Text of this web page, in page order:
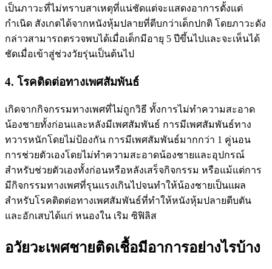
เป็นภาวะที่ไม่ทราบสาเหตุที่แน่ชัดแต่จะแสดงอาการตั้งแต่
กำเนิด สังเกตได้จากหนังหุ้มปลายที่ตีบกว่าเด็กปกติ โดยภาวะดัง
กล่าวสามารถตรวจพบได้เมื่อเด็กมีอายุ 5 ปีขึ้นไปและจะเห็นได้
ชัดเมื่อเข้าสู่ช่วงวัยรุ่นเป็นต้นไป
4. โรคติดต่อทางเพศสัมพันธ์
เกิดจากกิจกรรมทางเพศที่ไม่ถูกวิธี ทั้งการไม่ทำความสะอาด
น้องชายทั้งก่อนและหลังมีเพศสัมพันธ์ การมีเพศสัมพันธ์ทาง
ทวารหนักโดยไม่ป้องกัน การมีเพศสัมพันธ์มากกว่า 1 คู่นอน
การช่วยตัวเองโดยไม่ทำความสะอาดน้องชายและอุปกรณ์
สำหรับช่วยตัวเองทั้งก่อนหรือหลังเสร็จกิจกรรม หรือแม้แต่การ
มีกิจกรรมทางเพศที่รุนแรงเกินไปจนทำให้น้องชายเป็นแผล
สำหรับโรคติดต่อทางเพศสัมพันธ์ที่ทำให้หนังหุ้มปลายตีบตัน
และอักเสบได้แก่ หนองใน เริม ซิฟิลิส
อวัยวะเพศชายติดเชื้อมีอาการอย่างไรบ้าง